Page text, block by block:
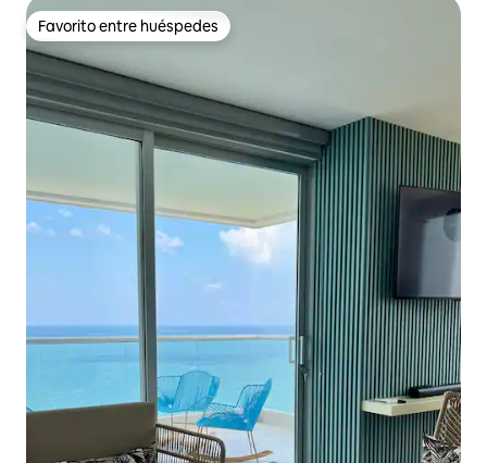
Favorito entre huéspedes
Favorito entre huéspedes